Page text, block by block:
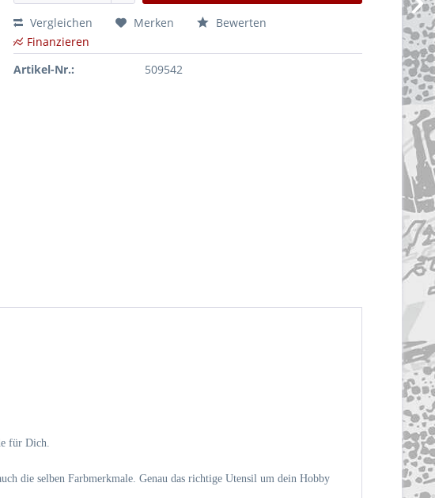
Vergleichen Merken
Bewerten
Finanzieren
Artikel-Nr.:
509542
für Dich.
die selben Farbmerkmale. Genau das richtige Utensil um dein Hobby